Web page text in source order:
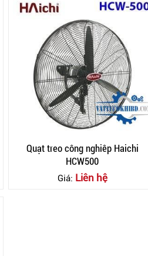
Quạt treo công nghiêp Haichi
HCW500
Giá: Liên hệ